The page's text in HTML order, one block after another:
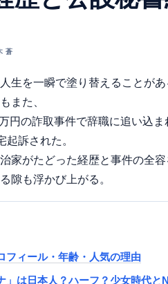
蒼
生を一瞬で塗り替えることが
また、
円の詐取事件で辞職に追い込ま
訴された。
家がたどった経歴と事件の全
隙も浮かび上がる。
フィール・年齢・人気の理由
」は日本人？ハーフ？少女時代